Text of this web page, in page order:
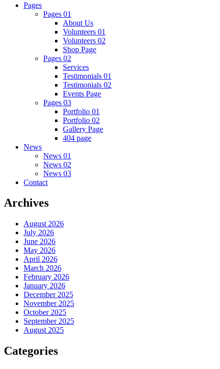
Pages
Pages 01
About Us
Volunteers 01
Volunteers 02
Shop Page
Pages 02
Services
Testimonials 01
Testimonials 02
Events Page
Pages 03
Portfolio 01
Portfolio 02
Gallery Page
404 page
News
News 01
News 02
News 03
Contact
Archives
August 2026
July 2026
June 2026
May 2026
April 2026
March 2026
February 2026
January 2026
December 2025
November 2025
October 2025
September 2025
August 2025
Categories